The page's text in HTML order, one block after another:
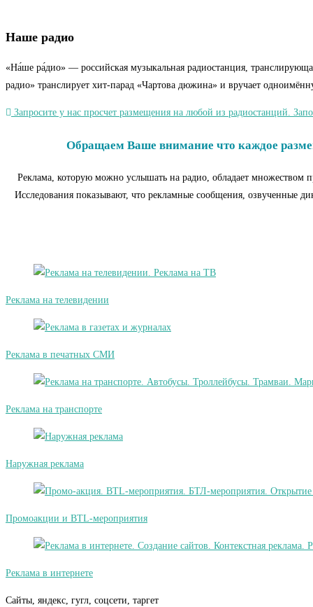
Наше радио
«На́ше ра́дио» — российская музыкальная радиостанция,
радио» транслирует хит-парад «Чартова дюжина» и вручает
Запросите у нас просчет размещения на любой из радиостанций.
Обращаем Ваше внимание что каждое
Реклама, которую можно услышать на радио, обладает множеством
Исследования показывают, что рекламные сообщения, озвученные
Реклама на телевидении
Реклама в печатных СМИ
Реклама на транспорте
Наружная реклама
Промоакции и BTL-мероприятия
Реклама в интернете
Сайты, яндекс, гугл, соцсети, таргет